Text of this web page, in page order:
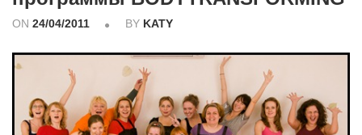
ON 24/04/2011 BY KATY